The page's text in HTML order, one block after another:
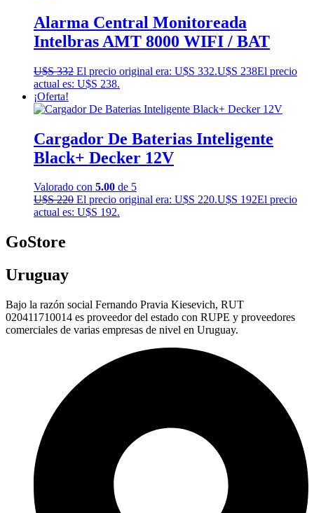
Alarma Central Monitoreada
Intelbras AMT 8000 WIFI / BAT
U$S332 El precio original era: U$S 332.U$S 238El precio
actual es: U$S 238.
¡Oferta!
Cargador De Baterias Inteligente
Black+ Decker 12V
Valorado con 5.00 de 5
U$S220 El precio original era: U$S 220.U$S 192El precio
actual es: U$S 192.
GoStore
Uruguay
Bajo la razón social Fernando Pravia Kiesevich, RUT
020411710014 es proveedor del estado con RUPE y proveedores
comerciales de varias empresas de nivel en Uruguay.